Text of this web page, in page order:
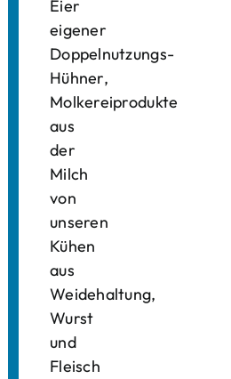
Eier
eigener
Doppelnutzungs-
Hühner,
Molkereiprodukte
aus
der
Milch
von
unseren
Kühen
aus
Weidehaltung,
Wurst
und
Fleisch